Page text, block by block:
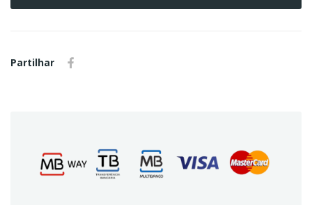
Partilhar